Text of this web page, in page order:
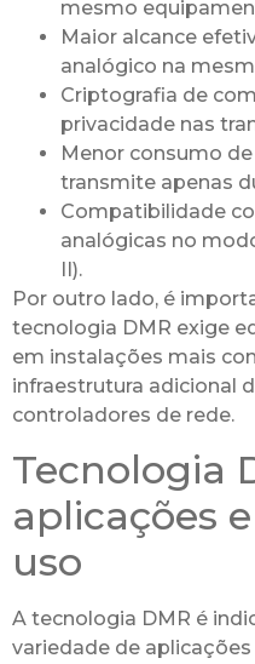
mesmo
Maior alcance
analógico na
Criptografia de
privacidade nas
Menor consumo
transmite apenas
Compatibilidade
analógicas no
II).
Por outro lado, é
tecnologia DMR exige
em instalações mais
infraestrutura adicional
controladores de rede.
Tecnologia
aplicações
uso
A tecnologia DMR é
variedade de